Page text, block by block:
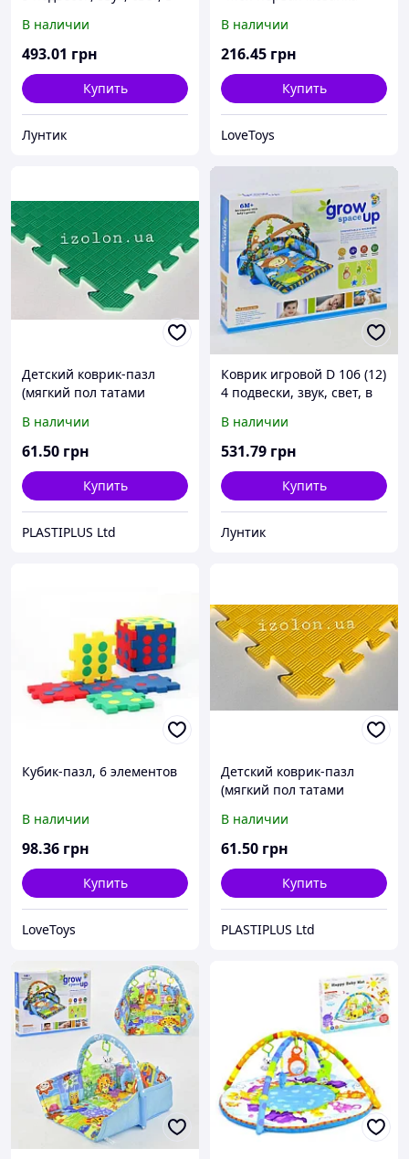
В наличии
493.01 грн
Купить
Лунтик
В наличии
216.45 грн
Купить
LoveToys
Детский коврик-пазл
(мягкий пол татами
EVA KIDS 500х500х10мм
зеленый
В наличии
61.50 грн
Купить
PLASTIPLUS Ltd
Коврик игровой D 106 (12)
4 подвески, звук, свет, в
В наличии
531.79 грн
Купить
Лунтик
Кубик-пазл, 6 элементов
В наличии
98.36 грн
Купить
LoveToys
Детский коврик-пазл
(мягкий пол татами
EVA KIDS 500х500х10мм
жёлтый
В наличии
61.50 грн
Купить
PLASTIPLUS Ltd